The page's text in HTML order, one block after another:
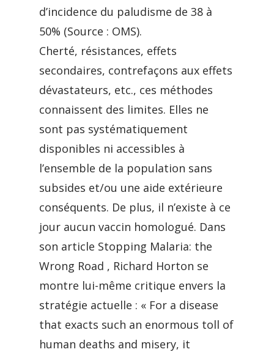
d’incidence du paludisme de 38 à
50% (Source : OMS).
Cherté, résistances, effets
secondaires, contrefaçons aux effets
dévastateurs, etc., ces méthodes
connaissent des limites. Elles ne
sont pas systématiquement
disponibles ni accessibles à
l’ensemble de la population sans
subsides et/ou une aide extérieure
conséquents. De plus, il n’existe à ce
jour aucun vaccin homologué. Dans
son article Stopping Malaria: the
Wrong Road , Richard Horton se
montre lui-même critique envers la
stratégie actuelle : « For a disease
that exacts such an enormous toll of
human deaths and misery, it